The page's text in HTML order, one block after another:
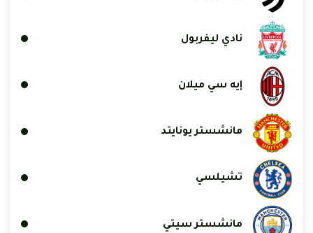
نادي ليفربول
إيه سي ميلان
مانشستر يونايتد
تشيلسي
مانشستر سيتي